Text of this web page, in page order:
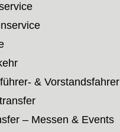
& Vorstandsfahrer
– Messen & Events